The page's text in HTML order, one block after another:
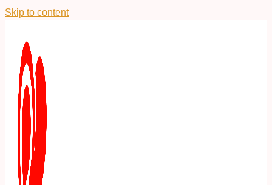
Skip to content